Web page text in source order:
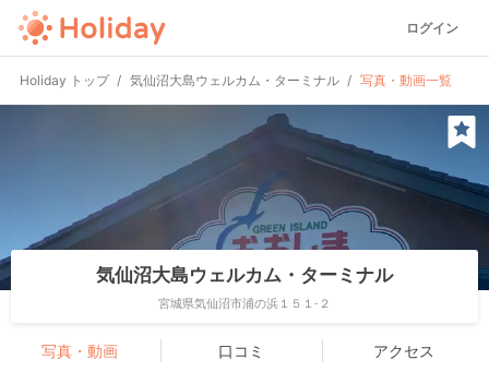
ログイン
Holiday トップ 気仙沼大島ウェルカム・ターミナル 写真・動画一覧
気仙沼大島ウェルカム・ターミナル
宮城県気仙沼市浦の浜１５１-２
写真・動画 口コミ アクセス